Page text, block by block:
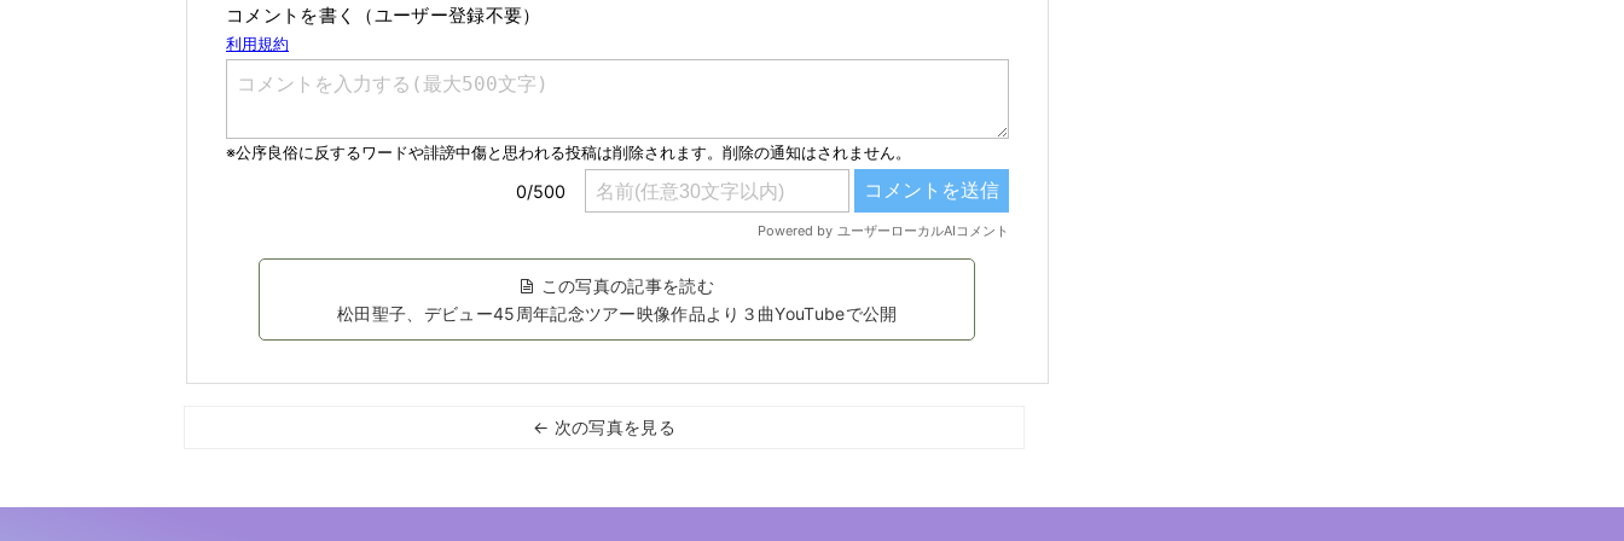
コメントを書く（ユーザー登録不要）
この写真の記事を読む
松田聖子、デビュー45周年記念ツアー映像作品より３曲YouTubeで公開
← 次の写真を見る